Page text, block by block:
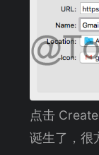
点击
诞生了，很